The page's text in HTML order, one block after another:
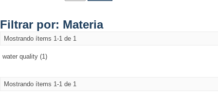
Filtrar por: Materia
Mostrando ítems 1-1 de 1
water quality (1)
Mostrando ítems 1-1 de 1